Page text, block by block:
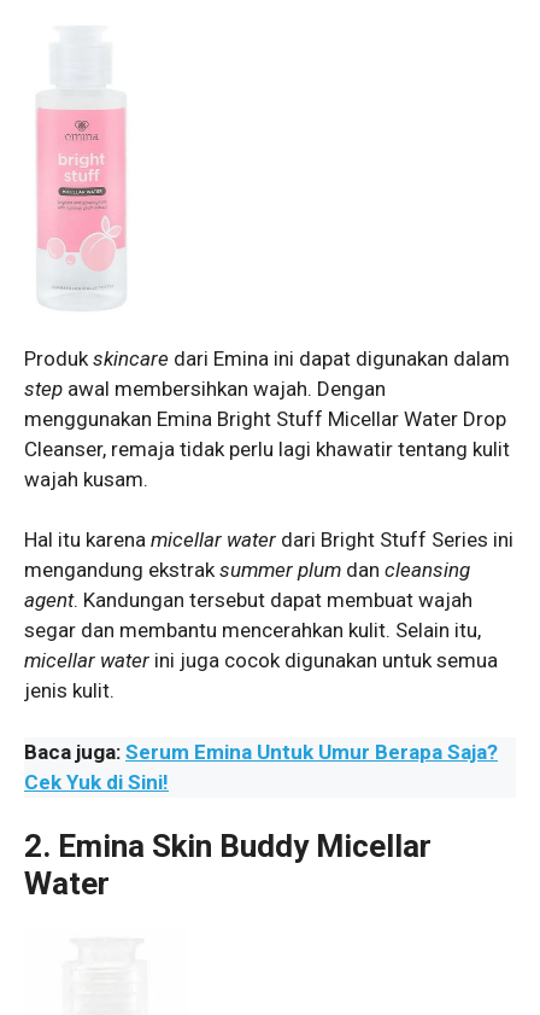
Produk skincare dari Emina ini dapat digunakan dalam
step awal membersihkan wajah. Dengan
menggunakan Emina Bright Stuff Micellar Water Drop
Cleanser, remaja tidak perlu lagi khawatir tentang kulit
wajah kusam.
Hal itu karena micellar water dari Bright Stuff Series ini
mengandung ekstraksummer plum dan cleansing
agent. Kandungan tersebut dapat membuat wajah
segar dan membantu mencerahkan kulit. Selain itu,
micellar water ini juga cocok digunakan untuk semua
jenis kulit.
Baca juga: Serum Emina Untuk Umur Berapa Saja?
Cek Yuk di Sini!
2. Emina Skin Buddy Micellar
Water